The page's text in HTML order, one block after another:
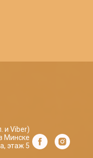
и Viber)
Минске
этаж 5